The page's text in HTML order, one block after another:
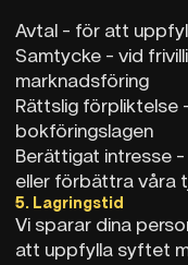
Avtal – för att
Samtycke – vid
marknadsföring
Rättslig förpliktelse
bokföringslagen
Berättigat intresse
eller förbättra våra
5. Lagringstid
Vi sparar dina
att uppfylla syftet